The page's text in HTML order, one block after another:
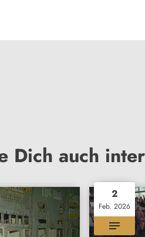
Dich auch
2
Feb. 2026